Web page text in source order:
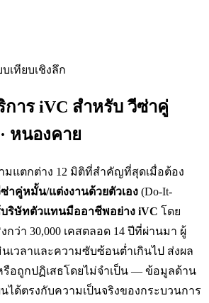
บเทียบเชิงลึก
การ iVC สำหรับวีซ่าคู่
หนองคาย
มแตกต่าง 12 มิติที่สำคัญที่สุดเมื่อต้อง
าคู่หมั้น/แต่งงานด้วยตัวเอง (Do-It-
ริษัทตัวแทนมืออาชีพอย่าง iVC โดย
กว่า 30,000 เคสตลอด 14 ปีที่ผ่านมา ผู้
เวลาและความซับซ้อนต่ำเกินไป ส่งผล
หรือถูกปฏิเสธโดยไม่จำเป็น — ข้อมูลด้าน
ได้ตรงกับความเป็นจริงของกระบวนการ